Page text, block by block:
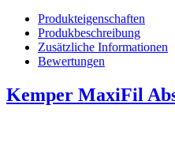
Produkteigenschaften
Produkbeschreibung
Zusätzliche Informationen
Bewertungen
Kemper MaxiFil